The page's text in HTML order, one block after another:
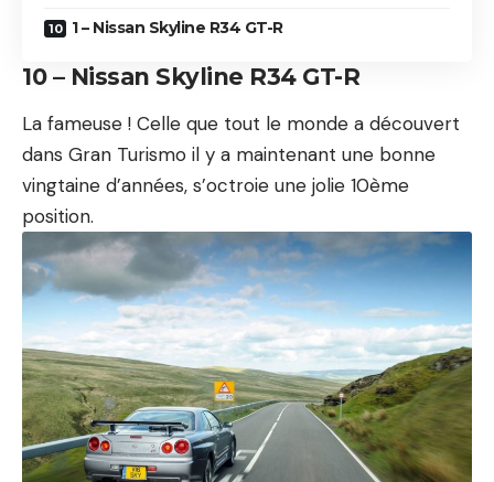
1 – Nissan Skyline R34 GT-R
10 – Nissan Skyline R34 GT-R
La fameuse ! Celle que tout le monde a découvert
dans Gran Turismo il y a maintenant une bonne
vingtaine d’années, s’octroie une jolie 10ème
position.